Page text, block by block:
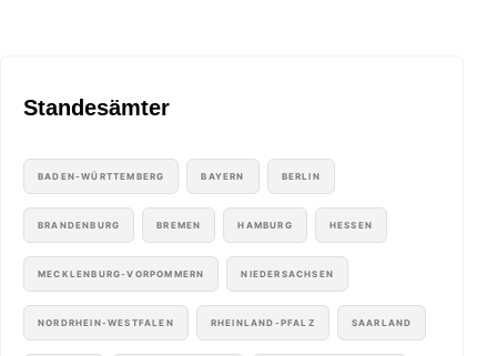
Standesämter
BADEN-WÜRTTEMBERG BAYERN BERLIN
BRANDENBURG BREMEN HAMBURG HESSEN
MECKLENBURG-VORPOMMERN NIEDERSACHSEN
NORDRHEIN-WESTFALEN RHEINLAND-PFALZ SAARLAND